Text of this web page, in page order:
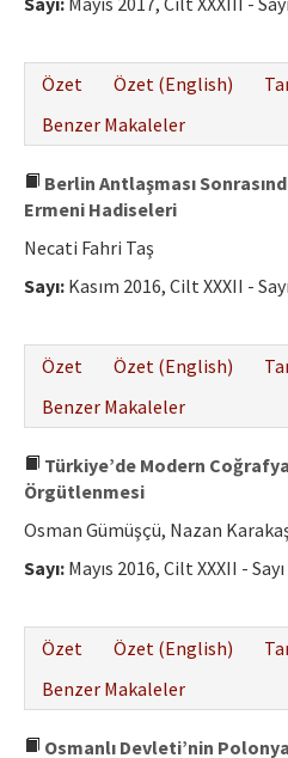
Özet
Özet (English)
Benzer Makaleler
Berlin Antlaşması
Ermeni Hadiseleri
Necati Fahri Taş
Sayı: Kasım 2016, Cilt XXXII -
Özet
Özet (English)
Benzer Makaleler
Türkiye’de Modern
Örgütlenmesi
Osman Gümüşçü, Nazan
Sayı: Mayıs 2016, Cilt XXXII - Sayı
Özet
Özet (English)
Benzer Makaleler
Osmanlı Devleti’nin